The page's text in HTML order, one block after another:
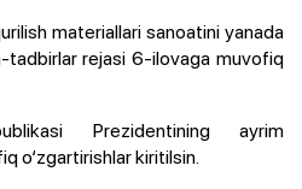
materiallari sanoatini yanada
tadbirlar rejasi 6-ilovaga muvofiq
Prezidentining ayrim
o‘zgartirishlar kiritilsin.